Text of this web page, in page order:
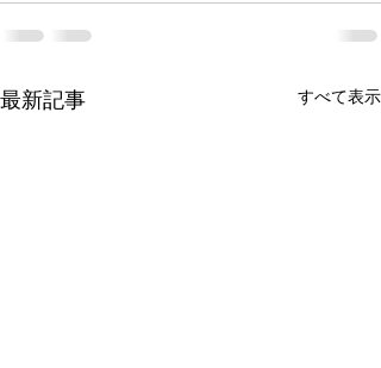
最新記事 すべて表示